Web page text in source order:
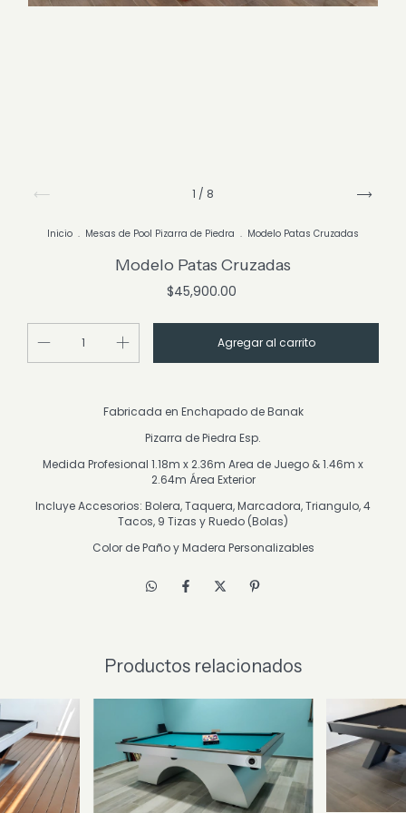
1 / 8
Inicio . Mesas de Pool Pizarra de Piedra . Modelo Patas Cruzadas
Modelo Patas Cruzadas
$45,900.00
Fabricada en Enchapado de Banak
Pizarra de Piedra Esp.
Medida Profesional 1.18m x 2.36m Area de Juego & 1.46m x
2.64m Área Exterior
Incluye Accesorios: Bolera, Taquera, Marcadora, Triangulo, 4
Tacos, 9 Tizas y Ruedo (Bolas)
Color de Paño y Madera Personalizables
Productos relacionados